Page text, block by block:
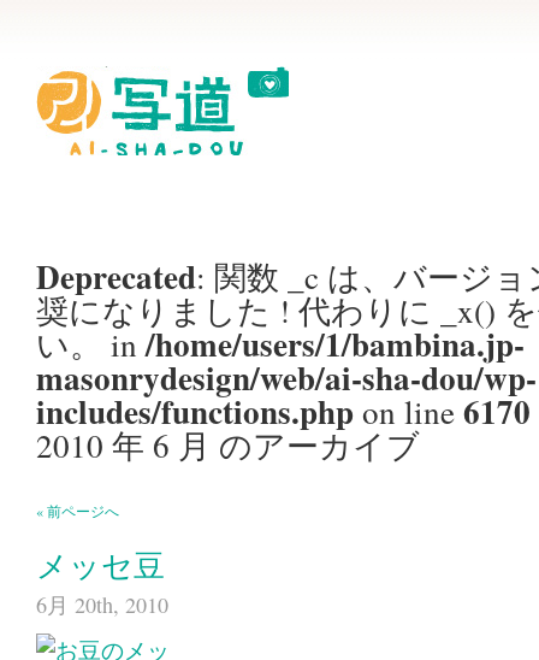
Deprecated: 関数 _c は、バージョ
奨になりました ! 代わりに _x()
い。 in/home/users/1/bambina.jp-
masonrydesign/web/ai-sha-dou/wp-
includes/functions.phpon line6170
2010 年 6 月 のアーカイブ
« 前ページへ
メッセ豆
6月 20th, 2010